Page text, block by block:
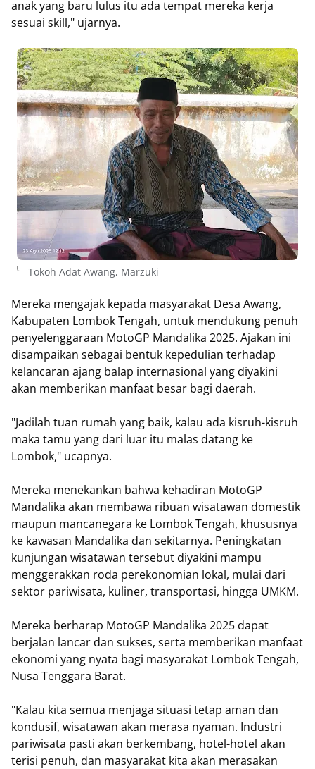
anak yang baru lulus itu ada tempat mereka kerja
sesuai skill," ujarnya.
Tokoh Adat Awang, Marzuki
Mereka mengajak kepada masyarakat Desa Awang,
Kabupaten Lombok Tengah, untuk mendukung penuh
penyelenggaraan MotoGP Mandalika 2025. Ajakan ini
disampaikan sebagai bentuk kepedulian terhadap
kelancaran ajang balap internasional yang diyakini
akan memberikan manfaat besar bagi daerah.
"Jadilah tuan rumah yang baik, kalau ada kisruh-kisruh
maka tamu yang dari luar itu malas datang ke
Lombok," ucapnya.
Mereka menekankan bahwa kehadiran MotoGP
Mandalika akan membawa ribuan wisatawan domestik
maupun mancanegara ke Lombok Tengah, khususnya
ke kawasan Mandalika dan sekitarnya. Peningkatan
kunjungan wisatawan tersebut diyakini mampu
menggerakkan roda perekonomian lokal, mulai dari
sektor pariwisata, kuliner, transportasi, hingga UMKM.
Mereka berharap MotoGP Mandalika 2025 dapat
berjalan lancar dan sukses, serta memberikan manfaat
ekonomi yang nyata bagi masyarakat Lombok Tengah,
Nusa Tenggara Barat.
"Kalau kita semua menjaga situasi tetap aman dan
kondusif, wisatawan akan merasa nyaman. Industri
pariwisata pasti akan berkembang, hotel-hotel akan
terisi penuh, dan masyarakat kita akan merasakan